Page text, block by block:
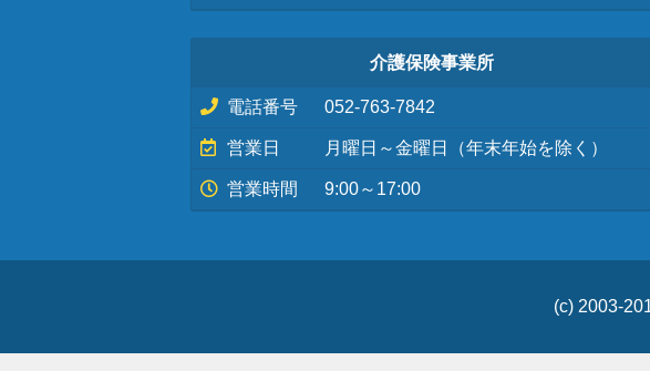
介護保険事業所
電話番号 052-763-7842
営業日 月曜日～金曜日（年末年始を除く）
営業時間 9:00～17:00
(c) 2003-